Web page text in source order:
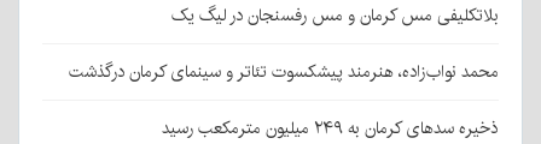
بلاتکلیفی مس کرمان و مس رفسنجان در لیگ یک
محمد نواب‌زاده، هنرمند پیشکسوت تئاتر و سینمای کرمان درگذشت
ذخیره سدهای کرمان به ۲۴۹ میلیون مترمکعب رسید